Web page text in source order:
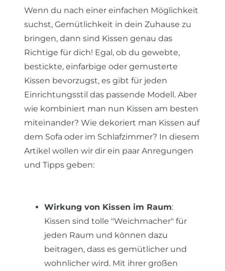
Wenn du nach einer einfachen Möglichkeit
suchst, Gemütlichkeit in dein Zuhause zu
bringen, dann sind Kissen genau das
Richtige für dich! Egal, ob du gewebte,
bestickte, einfarbige oder gemusterte
Kissen bevorzugst, es gibt für jeden
Einrichtungsstil das passende Modell. Aber
wie kombiniert man nun Kissen am besten
miteinander? Wie dekoriert man Kissen auf
dem Sofa oder im Schlafzimmer? In diesem
Artikel wollen wir dir ein paar Anregungen
und Tipps geben:
Wirkung von Kissen im Raum:
Kissen sind tolle "Weichmacher" für
jeden Raum und können dazu
beitragen, dass es gemütlicher und
wohnlicher wird. Mit ihrer großen